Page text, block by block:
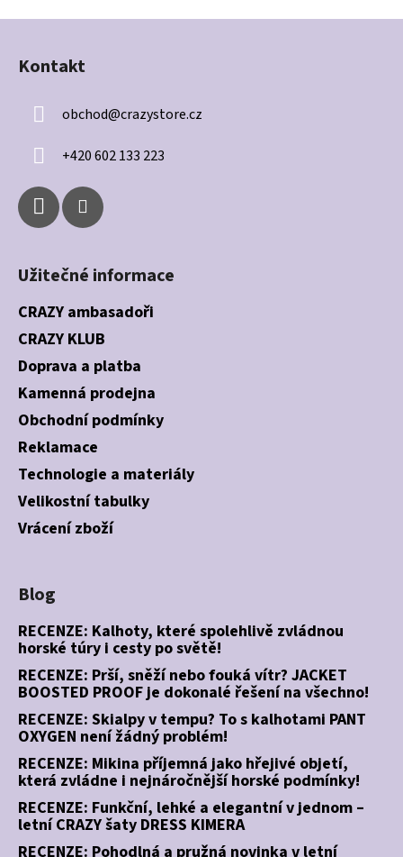
Z
Kontakt
obchod@crazystore.cz
+420 602 133 223
Užitečné informace
CRAZY ambasadoři
CRAZY KLUB
Doprava a platba
Kamenná prodejna
Obchodní podmínky
Reklamace
Technologie a materiály
Velikostní tabulky
Vrácení zboží
Blog
RECENZE: Kalhoty, které spolehlivě zvládnou
horské túry i cesty po světě!
RECENZE: Prší, sněží nebo fouká vítr? JACKET
BOOSTED PROOF je dokonalé řešení na všechno!
RECENZE: Skialpy v tempu? To s kalhotami PANT
OXYGEN není žádný problém!
RECENZE: Mikina příjemná jako hřejivé objetí,
která zvládne i nejnáročnější horské podmínky!
RECENZE: Funkční, lehké a elegantní v jednom –
letní CRAZY šaty DRESS KIMERA
RECENZE: Pohodlná a pružná novinka v letní